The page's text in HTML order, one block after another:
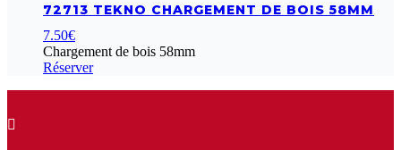
72713 TEKNO CHARGEMENT DE BOIS 58MM
7.50€
Chargement de bois 58mm
Réserver
